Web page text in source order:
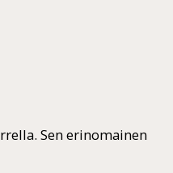
Sen erinomainen